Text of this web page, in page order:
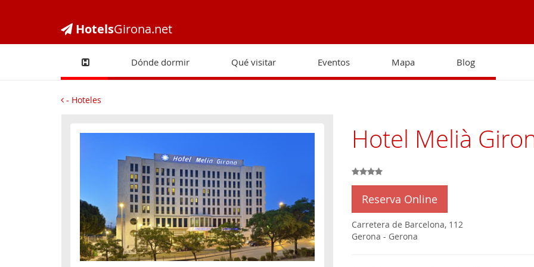
HotelsGirona.net
Dónde dormir Qué visitar Eventos Mapa Blog
- Hoteles
Hotel Melià
Reserva Online
Carretera de Barcelona, 112
Gerona - Gerona